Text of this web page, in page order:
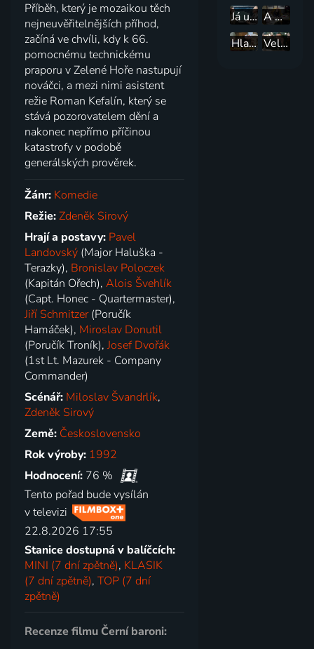
Příběh, který je mozaikou těch
nejneuvěřitelnějších příhod,
začíná ve chvíli, kdy k 66.
pomocnému technickému
praporu v Zelené Hoře nastupují
nováčci, a mezi nimi asistent
režie Roman Kefalín, který se
stává pozorovatelem dění a
nakonec nepřímo příčinou
katastrofy v podobě
generálských prověrek.
Žánr: Komedie
Režie:Zdeněk Sirový
Hrají a postavy: Pavel
Landovský (Major Haluška -
Terazky), Bronislav Poloczek
(Kapitán Ořech),Alois Švehlík
(Capt. Honec - Quartermaster),
Jiří Schmitzer(Poručík
Hamáček), Miroslav Donutil
(Poručík Troník),Josef Dvořák
(1st Lt. Mazurek - Company
Commander)
Scénář: Miloslav Švandrlík,
Zdeněk Sirový
Země: Československo
Rok výroby: 1992
Hodnocení: 76 %
Tento pořad bude vysílán
v televizi
22.8.2026 17:55
Stanice dostupná v balíčcích:
MINI (7 dní zpětně), KLASIK
(7 dní zpětně),TOP (7 dní
zpětně)
Recenze filmu Černí baroni:
Já už budu hodný, dědečku
A máte nás holky v hrsti
Hlavní výhra
Velká sázka o malé pivo